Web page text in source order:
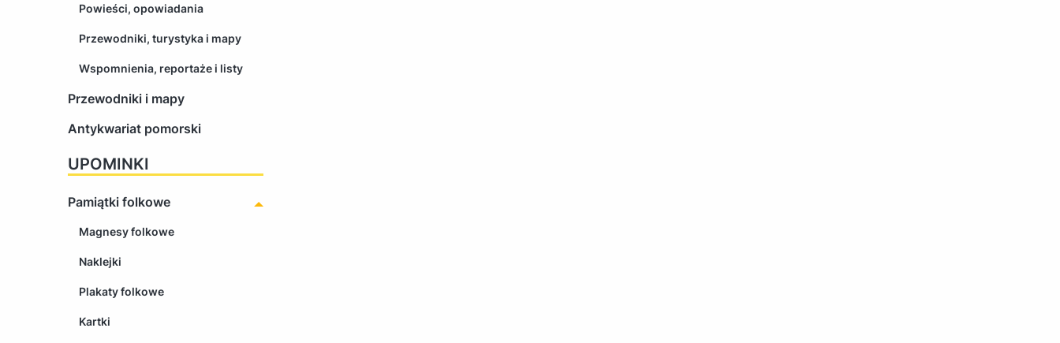
Powieści, opowiadania
Przewodniki, turystyka i mapy
Wspomnienia, reportaże i listy
Przewodniki i mapy
Antykwariat pomorski
UPOMINKI
Pamiątki folkowe
Magnesy folkowe
Naklejki
Plakaty folkowe
Kartki